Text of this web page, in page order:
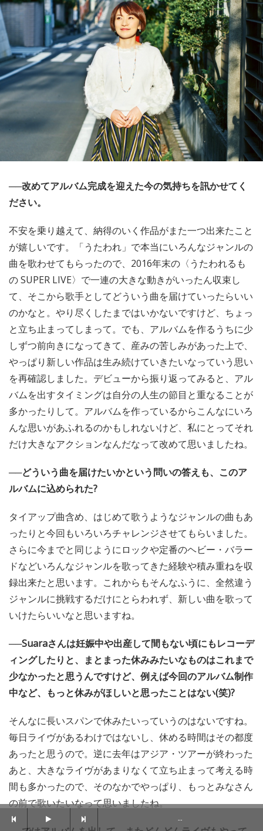
──改めてアルバム完成を迎えた今の気持ちを訊かせてく
ださい。
不安を乗り越えて、納得のいく作品がまた一つ出来たこと
が嬉しいです。「うたわれ」で本当にいろんなジャンルの
曲を歌わせてもらったので、2016年末の〈うたわれるも
の SUPER LIVE〉で一連の大きな動きがいったん収束し
て、そこから歌手としてどういう曲を届けていったらいい
のかなと。やり尽くしたまではいかないですけど、ちょっ
と立ち止まってしまって。でも、アルバムを作るうちに少
しずつ前向きになってきて、産みの苦しみがあった上で、
やっぱり新しい作品は生み続けていきたいなっていう思い
を再確認しました。デビューから振り返ってみると、アル
バムを出すタイミングは自分の人生の節目と重なることが
多かったりして。アルバムを作っているからこんなにいろ
んな思いがあふれるのかもしれないけど、私にとってそれ
だけ大きなアクションなんだなって改めて思いましたね。
──どういう曲を届けたいかという問いの答えも、このア
ルバムに込められた?
タイアップ曲含め、はじめて歌うようなジャンルの曲もあ
ったりと今回もいろいろチャレンジさせてもらいました。
さらに今までと同じようにロックや定番のヘビー・バラー
ドなどいろんなジャンルを歌ってきた経験や積み重ねを収
録出来たと思います。これからもそんなふうに、全然違う
ジャンルに挑戦するだけにとらわれず、新しい曲を歌って
いけたらいいなと思いますね。
──Suaraさんは妊娠中や出産して間もない頃にもレコーデ
ィングしたりと、まとまった休みみたいなものはこれまで
少なかったと思うんですけど、例えば今回のアルバム制作
中など、もっと休みがほしいと思ったことはない(笑)?
そんなに長いスパンで休みたいっていうのはないですね。
毎日ライヴがあるわけではないし、休める時間はその都度
あったと思うので。逆に去年はアジア・ツアーが終わった
あと、大きなライヴがあまりなくて立ち止まって考える時
間も多かったので、そのなかでやっぱり、もっとみなさん
の前で歌いたいなって思いましたね。
--